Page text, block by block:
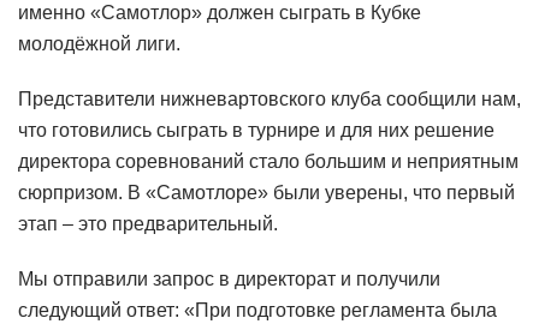
именно «Самотлор» должен сыграть в Кубке
молодёжной лиги.
Представители нижневартовского клуба сообщили нам,
что готовились сыграть в турнире и для них решение
директора соревнований стало большим и неприятным
сюрпризом. В «Самотлоре» были уверены, что первый
этап – это предварительный.
Мы отправили запрос в директорат и получили
следующий ответ: «При подготовке регламента была